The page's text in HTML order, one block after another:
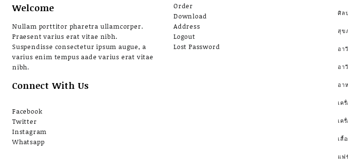
Welcome
Nullam porttitor pharetra ullamcorper.
Praesent varius erat vitae nibh.
Suspendisse consectetur ipsum augue, a
varius enim tempus aade varius erat vitae
nibh.
Connect With Us
Facebook
Twitter
Instagram
Whatsapp
Order
Download
Address
Logout
Lost Password
ศิล
สุข
อา
อา
อา
เค
เค
เสื้
แฟ